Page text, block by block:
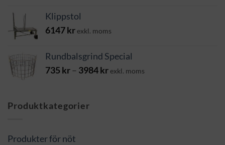
Klippstol
6147krexkl. moms
Rundbalsgrind Special
735 kr– 3984krPrisintervall:
exkl. moms
Produktkategorier
Produkter för nöt